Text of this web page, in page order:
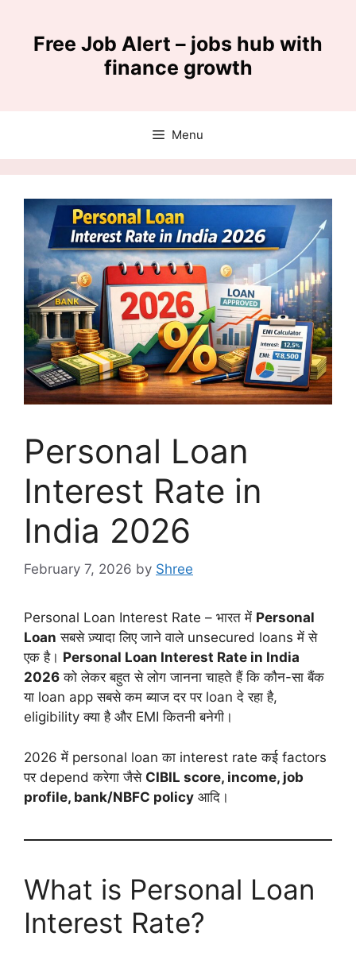
contentFree Job Alert – jobs hub with
finance growth
Menu
Personal Loan
Interest Rate in
India 2026
February 7, 2026 by Shree
Personal Loan Interest Rate – भारत में Personal
Loan सबसे ज़्यादा लिए जाने वाले unsecured loans में से
एक है। Personal Loan Interest Rate in India
2026 को लेकर बहुत से लोग जानना चाहते हैं कि कौन-सा बैंक
या loan app सबसे कम ब्याज दर पर loan दे रहा है,
eligibility क्या है और EMI कितनी बनेगी।
2026 में personal loan का interest rate कई factors
पर depend करेगा जैसे CIBIL score, income, job
profile, bank/NBFC policy आदि।
What is Personal Loan
Interest Rate?